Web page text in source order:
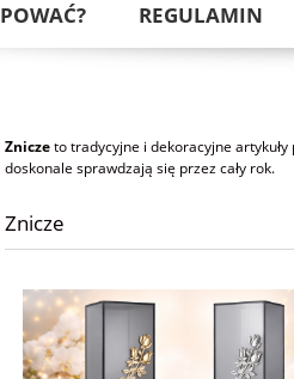
REGULAMIN
Zniczeto tradycyjne i dekoracyjne
doskonale sprawdzają się przez cały rok.
Znicze